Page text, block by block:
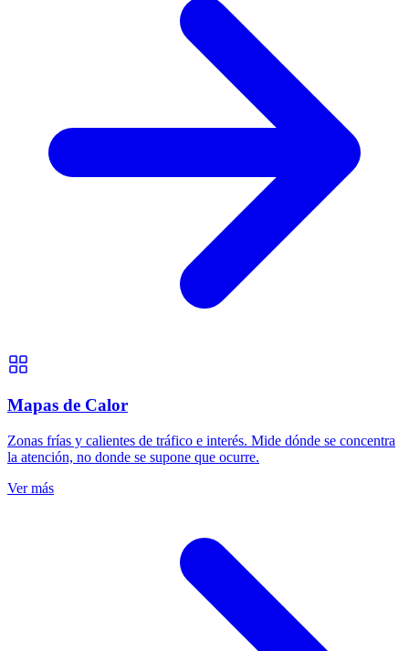
Mapas de Calor
Zonas frías y calientes de tráfico e interés. Mide dónde se concentra
la atención, no donde se supone que ocurre.
Ver más